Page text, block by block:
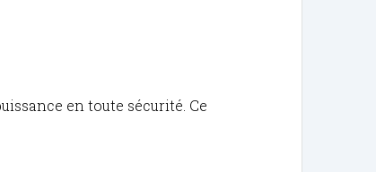
en toute sécurité. Ce